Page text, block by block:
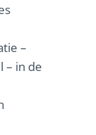
–
– in de